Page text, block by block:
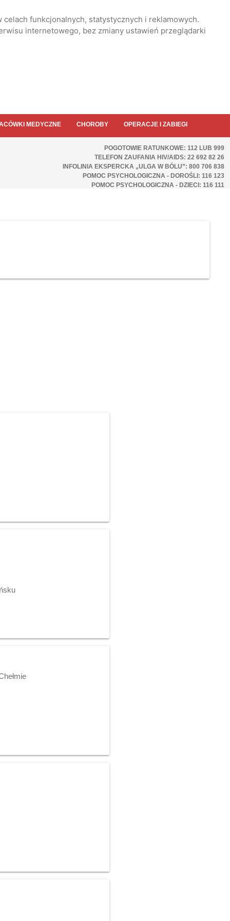
funkcjonalnych, statystycznych i reklamowych.
internetowego, bez zmiany ustawień przeglądarki
MEDYCZNE CHOROBY OPERACJE I ZABIEGI
POGOTOWIE RATUNKOWE: 112 LUB 999
TELEFON ZAUFANIA HIV/AIDS: 22 692 82 26
INFOLINIA EKSPERCKA „ULGA W BÓLU”: 800 706 838
POMOC PSYCHOLOGICZNA - DOROŚLI: 116 123
POMOC PSYCHOLOGICZNA - DZIECI: 116 111